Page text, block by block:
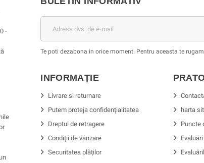
-
Te poti dezabona in orice moment. Pentru aceasta te
INFORMAȚIE
Livrare si returnare
Putem proteja confidențialitatea
Dreptul de retragere
Condiții de vânzare
Securitatea plăților
harta
Puncte